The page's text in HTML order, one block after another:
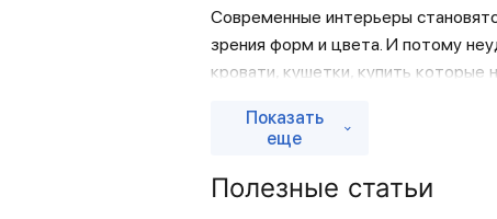
Современные интерьеры
зрения форм и цвета. И потому
кровати, кушетки, купить которые
ДОСТОИНСТВА
К преимуществам металлических
их прочность и долговечность,
положительные эксплуатационные
Показать
еще
Полезные статьи